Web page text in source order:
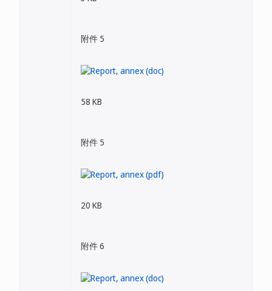
附件 5
58 KB
附件 5
20 KB
附件 6